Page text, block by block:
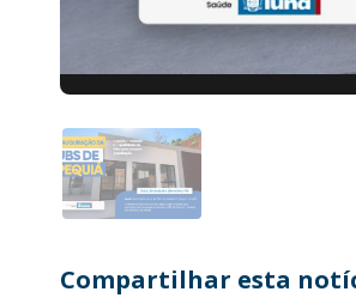
Compartilhar esta